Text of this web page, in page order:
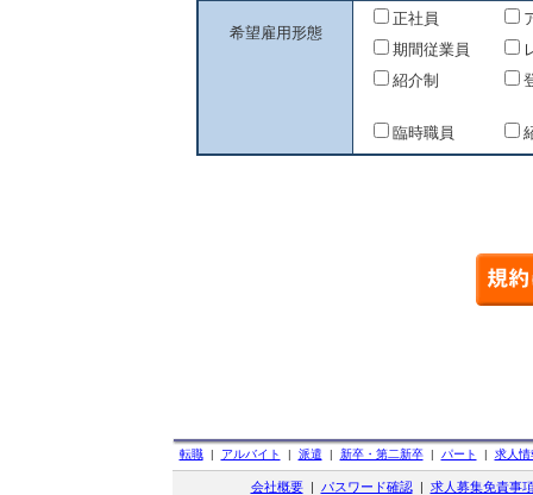
希望雇用形態
正社員
期間従業員
紹介制
臨時職員
転職| アルバイト | 派遣 | 新卒・第二新卒| パート | 求人情
会社概要| パスワード確認| 求人募集免責事